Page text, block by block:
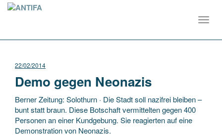
22/02/2014
Demo gegen Neonazis
Berner Zeitung: Solothurn · Die Stadt soll nazifrei bleiben –
bunt statt braun. Diese Botschaft vermittelten gegen 400
Personen an einer Kundgebung. Sie reagierten auf eine
Demonstration von Neonazis.